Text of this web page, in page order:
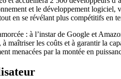
et le développement
en se révélant plus compétitifs en
: à l’instar de Google et
maîtriser les coûts et à garantir la
menacées par la montée en